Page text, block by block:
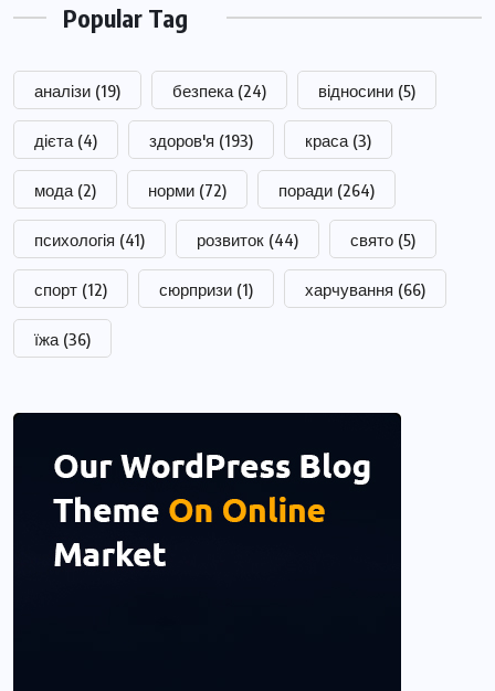
Popular Tag
аналізи (19) безпека (24) відносини (5)
дієта (4) здоров'я (193) краса (3)
мода (2) норми (72) поради (264)
психологія (41) розвиток (44) свято (5)
спорт (12) сюрпризи (1) харчування (66)
їжа (36)